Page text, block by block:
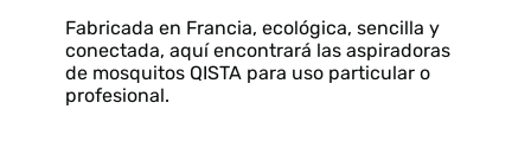
Fabricada en Francia, ecológica, sencilla y
conectada, aquí encontrará las aspiradoras
de mosquitos QISTA para uso particular o
profesional.